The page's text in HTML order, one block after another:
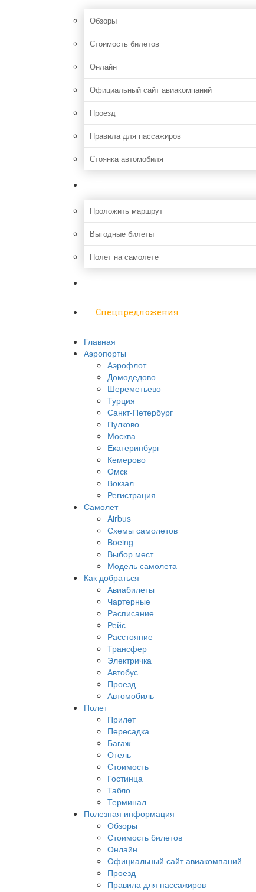
Обзоры
Стоимость билетов
Онлайн
Официальный сайт авиакомпаний
Проезд
Правила для пассажиров
Стоянка автомобиля
Проложить маршрут
Выгодные билеты
Полет на самолете
Спецпредложения
Главная
Аэропорты
Аэрофлот
Домодедово
Шереметьево
Турция
Санкт-Петербург
Пулково
Москва
Екатеринбург
Кемерово
Омск
Вокзал
Регистрация
Самолет
Airbus
Схемы самолетов
Boeing
Выбор мест
Модель самолета
Как добраться
Авиабилеты
Чартерные
Расписание
Рейс
Расстояние
Трансфер
Электричка
Автобус
Проезд
Автомобиль
Полет
Прилет
Пересадка
Багаж
Отель
Стоимость
Гостинца
Табло
Терминал
Полезная информация
Обзоры
Стоимость билетов
Онлайн
Официальный сайт авиакомпаний
Проезд
Правила для пассажиров